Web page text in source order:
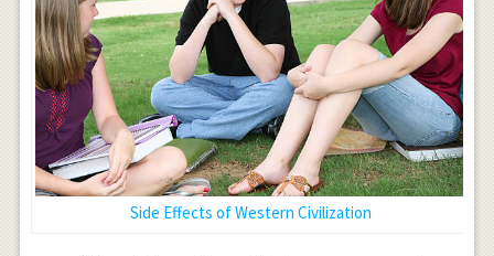
Side Effects of Western Civilization